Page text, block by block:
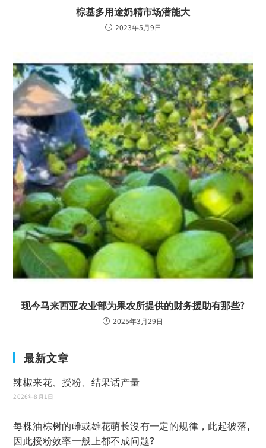
棕基多用途奶精市场潜能大
2023年5月9日
现今马来西亚农业部为果农所提供的财务援助有那些?
2025年3月29日
最新文章
辣椒来花、授粉、结果话产量
2026年8月1日
每棵油棕树的雌或雄花萌长沒有一定的规律，此起彼落,
因此授粉效率一般上都不成问题?